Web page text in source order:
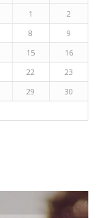
1
2
8
9
15
16
22
23
29
30